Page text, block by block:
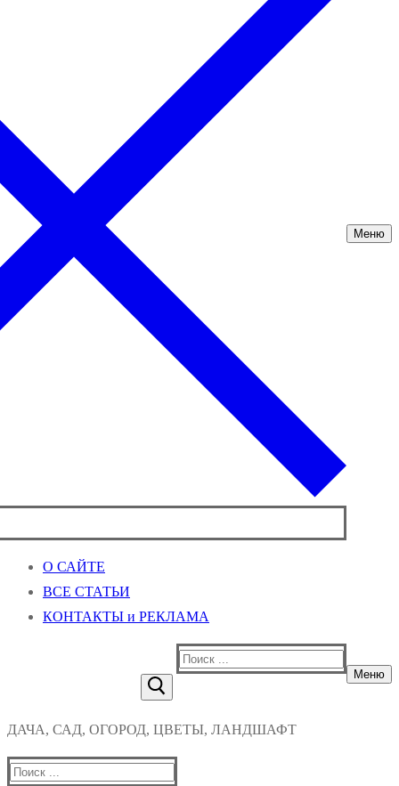
Меню
О САЙТЕ
ВСЕ СТАТЬИ
КОНТАКТЫ и РЕКЛАМА
Найти:
Меню
ДАЧА, САД, ОГОРОД, ЦВЕТЫ, ЛАНДШАФТ
Найти: